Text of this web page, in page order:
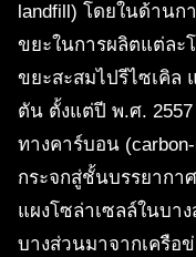
landfill) โดยในด้าน
ขยะในการผลิตแต่ละ
ขยะสะสมไปรีไซเคิล
ตัน ตั้งแต่ปี พ.ศ.
ทางคาร์บอน
กระจกสู่ชั้นบรรยากา
แผงโซล่าเซลล์ในบา
บางส่วนมาจากเครือ